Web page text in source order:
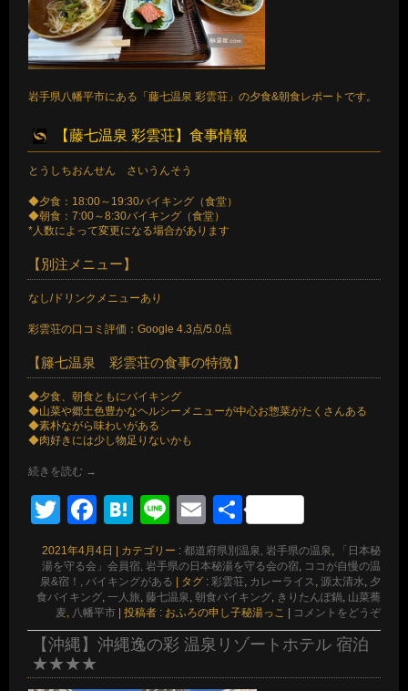
岩手県八幡平市にある「藤七温泉 彩雲荘」の夕食&朝食レポートです。
【藤七温泉 彩雲荘】食事情報
とうしちおんせん さいうんそう
◆夕食：18:00～19:30バイキング（食堂）
◆朝食：7:00～8:30バイキング（食堂）
*人数によって変更になる場合があります
【別注メニュー】
なし/ドリンクメニューあり
彩雲荘の口コミ評価：Google 4.3点/5.0点
【籐七温泉 彩雲荘の食事の特徴】
◆夕食、朝食ともにバイキング
◆山菜や郷土色豊かなヘルシーメニューが中心お惣菜がたくさんある
◆素朴ながら味わいがある
◆肉好きには少し物足りないかも
続きを読む →
TwitterFacebook
Hatena
LineEmail
共
有
2021年4月4日 | カテゴリー : 都道府県別温泉, 岩手県の温泉
「日本秘
湯を守る会」会員宿, 岩手県の日本秘湯を守る会の宿 ココが自慢の温
泉&宿！, バイキングがある | タグ : 彩雲荘 カレーライス 源太清水 夕
食バイキング 一人旅 藤七温泉 朝食バイキング きりたんぽ鍋 山菜蕎
麦 八幡平市 | 投稿者 : おふろの申し子秘湯っこ | コメントをどうぞ
【沖縄】沖縄逸の彩 温泉リゾートホテル 宿泊
★★★★